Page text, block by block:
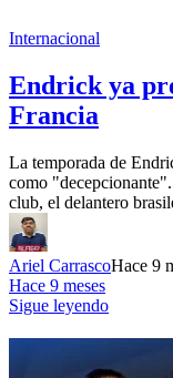
Internacional
Endrick ya
Francia
La temporada de
como
club, el delantero
Ariel CarrascoHace 9
Hace 9 meses
Sigue leyendo